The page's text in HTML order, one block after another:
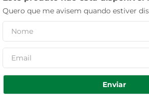
Quero que me avisem quando estiver
Enviar